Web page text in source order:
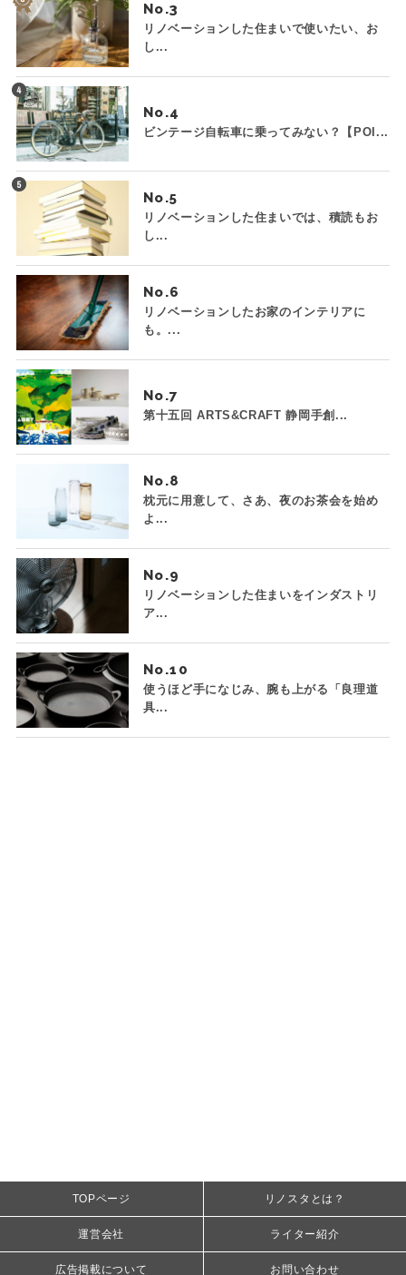
No.
リノベーションした住まいで使いたい、お
し...
No.
ビンテージ自転車に乗ってみない？【POI...
No.
リノベーションした住まいでは、積読もお
し...
No.
リノベーションしたお家のインテリアに
も。...
No.
第十五回 ARTS&CRAFT 静岡手創...
No.
枕元に用意して、さあ、夜のお茶会を始め
よ...
No.
リノベーションした住まいをインダストリ
ア...
No.
使うほど手になじみ、腕も上がる「良理道
具...
TOPページ リノスタとは？
運営会社 ライター紹介
広告掲載について お問い合わせ